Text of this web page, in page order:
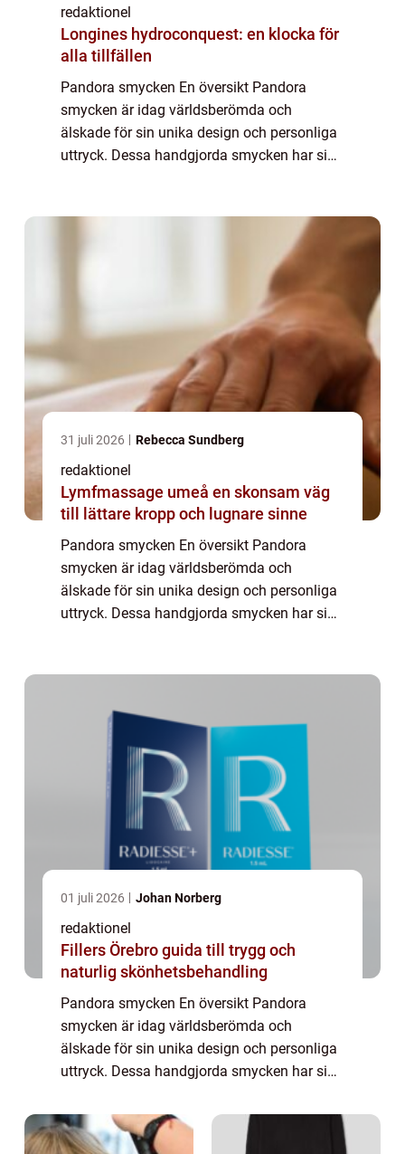
redaktionel
Longines hydroconquest: en klocka för
alla tillfällen
Pandora smycken En översikt Pandora
smycken är idag världsberömda och
älskade för sin unika design och personliga
uttryck. Dessa handgjorda smycken har sin
31 juli 2026 Rebecca Sundberg
redaktionel
Lymfmassage umeå en skonsam väg
till lättare kropp och lugnare sinne
Pandora smycken En översikt Pandora
smycken är idag världsberömda och
älskade för sin unika design och personliga
uttryck. Dessa handgjorda smycken har sin
01 juli 2026 Johan Norberg
redaktionel
Fillers Örebro guida till trygg och
naturlig skönhetsbehandling
Pandora smycken En översikt Pandora
smycken är idag världsberömda och
älskade för sin unika design och personliga
uttryck. Dessa handgjorda smycken har sin
för många kvinnor runt om i världen. Med
olika...